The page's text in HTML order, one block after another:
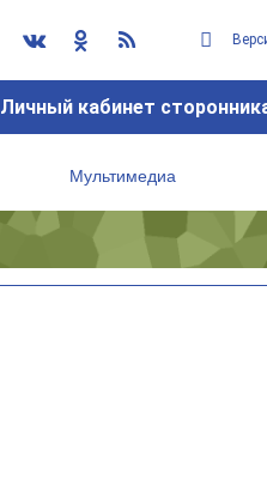
Личный кабинет
Мультимедиа